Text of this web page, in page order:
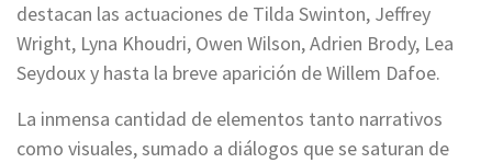
destacan las actuaciones de Tilda Swinton, Jeffrey
Wright, Lyna Khoudri, Owen Wilson, Adrien Brody, Lea
Seydoux y hasta la breve aparición de Willem Dafoe.
La inmensa cantidad de elementos tanto narrativos
como visuales, sumado a diálogos que se saturan de